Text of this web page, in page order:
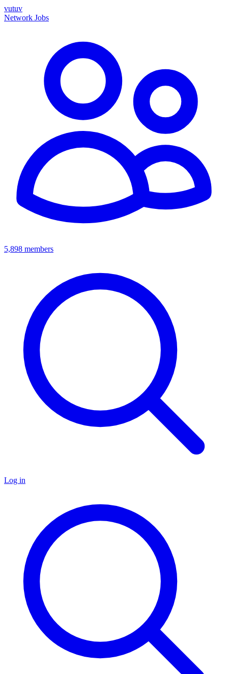
vutuv
Network Jobs
5,898 members
Log in